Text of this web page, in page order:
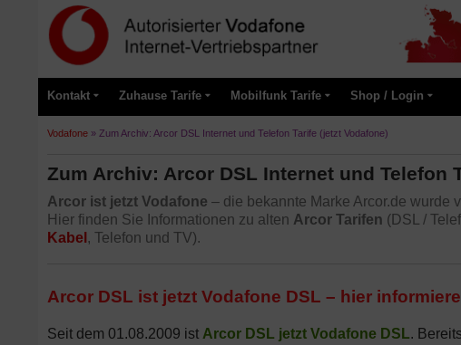
Kontakt Zuhause Tarife Mobilfunk Tarife Shop / Login
Vodafone » Zum Archiv: Arcor DSL Internet und Telefon Tarife (jetzt Vodafone)
Zum Archiv: Arcor DSL Internet und Telefon
Arcor ist jetzt Vodafone – die bekannte Marke Arcor.de wurde
Hier finden Sie Informationen zu alten Arcor Tarifen (DSL /
Kabel , Telefon und TV).
Arcor DSL ist jetzt Vodafone DSL – hier
Seit dem 01.08.2009 ist Arcor DSL jetzt Vodafone DSL.